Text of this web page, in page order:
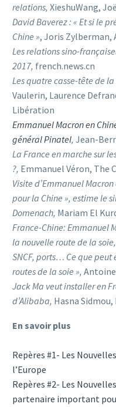
relations, XieshuWang,
David Baverez : « Et si le
Chine », Joris Zylberman,
Les relations sino-
2017, french.news.cn
Les quatre casse-tête de
Vaulerin, Laurence
Libération
Emmanuel Macron en
général Pinatel, Jean-
La France en marche sur
?, Emmanuel Véron, The
Visite d’Emmanuel
pour la Chine », estime le
Domenach, Mariam El
France-Chine: Emmanuel
la nouvelle route de la soie,
SNCF, ports… Ce que peut
routes de la soie »,
Jack Ma veut installer en
d’Alibaba, Hasna
En savoir plus
Repères #1- Les
l’Europe
Repères #2- Les
partenaire important